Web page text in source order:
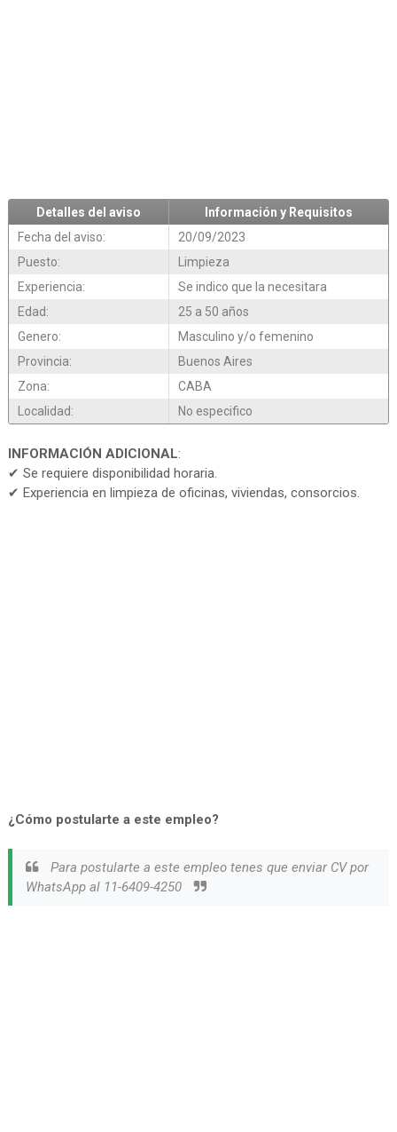
Detalles del aviso
Información y Requisitos
Fecha del aviso:
20/09/2023
Puesto:
Limpieza
Experiencia:
Se indico que la necesitara
Edad:
25 a 50 años
Genero:
Masculino y/o femenino
Provincia:
Buenos Aires
Zona:
CABA
Localidad:
No especifico
INFORMACIÓN ADICIONAL:
✔ Se requiere disponibilidad horaria.
✔ Experiencia en limpieza de oficinas, viviendas, consorcios.
¿Cómo postularte a este empleo?
Para postularte a este empleo tenes que enviar CV por
WhatsApp al 11-6409-4250